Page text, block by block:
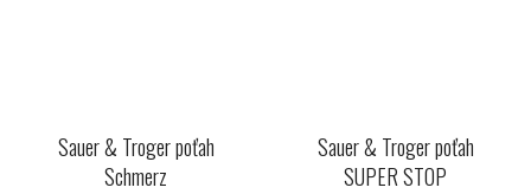
Sauer & Troger poťah
Schmerz
Sauer & Troger poťah
SUPER STOP